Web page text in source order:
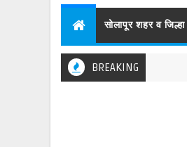
सोलापूर शहर व जिल्हा
BREAKING